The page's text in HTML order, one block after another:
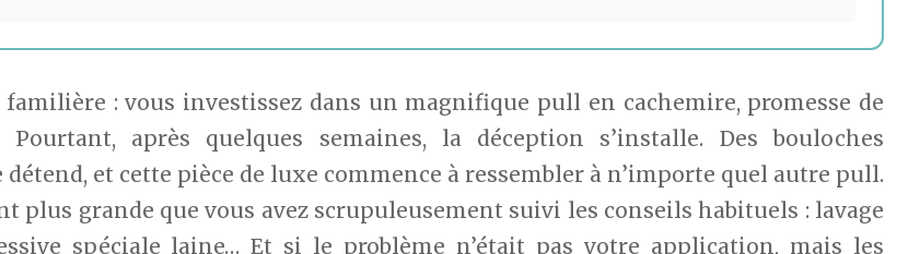
: vous investissez dans un magnifique pull en cachemire, promesse de
après quelques semaines, la déception s’installe. Des bouloches
et cette pièce de luxe commence à ressembler à n’importe quel autre pull.
plus grande que vous avez scrupuleusement suivi les conseils habituels : lavage
spéciale laine… Et si le problème n’était pas votre application, mais les